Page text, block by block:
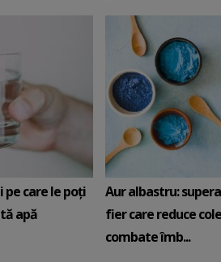
pe care le poți
apă
Aur albastru:
fier care reduce
combate îmb...